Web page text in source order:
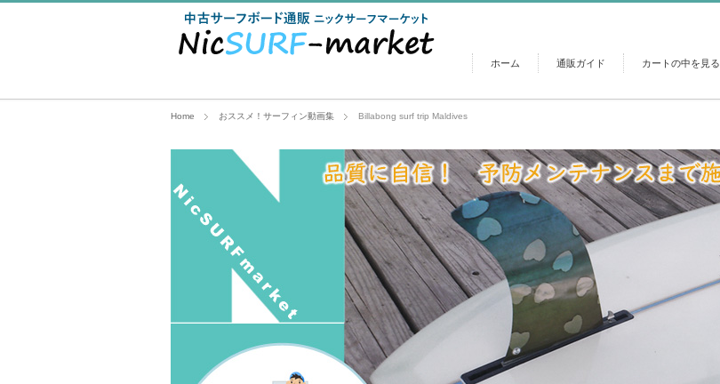
ホーム 通販ガイド カートの中を見る
Home おススメ！サーフィン動画集 Billabong surf trip Maldives